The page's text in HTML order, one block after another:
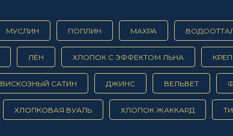
МУСЛИН ПОПЛИН МАХРА
ЛЁН ХЛОПОК С ЭФФЕКТОМ ЛЬНА КРЕП
ВИСКОЗНЫЙ САТИН ДЖИНС ВЕЛЬВЕТ
ХЛОПКОВАЯ ВУАЛЬ ХЛОПОК ЖАККАРД